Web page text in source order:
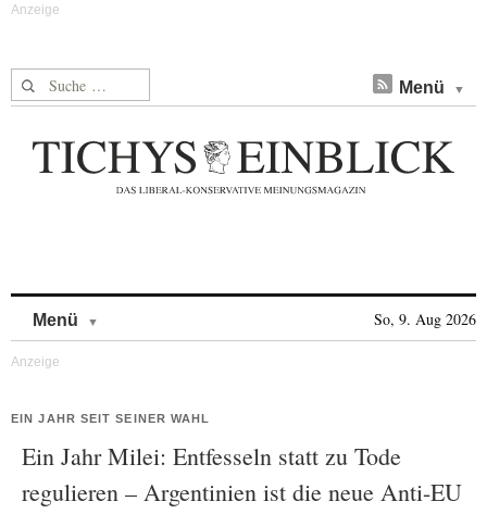
Suche nach: Menü
Menü So, 9. Aug 2026
EIN JAHR SEIT SEINER WAHL
Ein Jahr Milei: Entfesseln statt zu Tode
regulieren – Argentinien ist die neue Anti-EU